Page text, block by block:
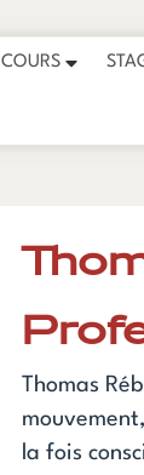
COURS
Thomas
la fois